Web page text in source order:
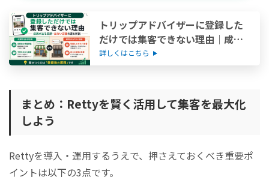
トリップアドバイザーに登録した
だけでは集客できない理由｜成果
が出る店・出ない店の差を解説
詳しくはこちら
まとめ：Rettyを賢く活用して集客を最大化
しよう
Rettyを導入・運用するうえで、押さえておくべき重要ポ
イントは以下の3点です。